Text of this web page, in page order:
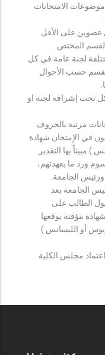
الامتحانات
عضوين على الأقل
المختص.
لجنة عامة في كل
حسب الأحوال
تحت إشرافه لجنة او
مرتبة بالحروف
في الإمتحان شهادة
) مبيناً بها التقدير
ورد ما بعهدتهم،
ورئيس الجامعة.
الجامعة بعد
الطالب على
مؤقتة يوقعها
أو الليسانس )
اعتماد مجلس الكلية